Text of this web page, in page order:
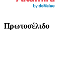
Πρωτοσέλιδο